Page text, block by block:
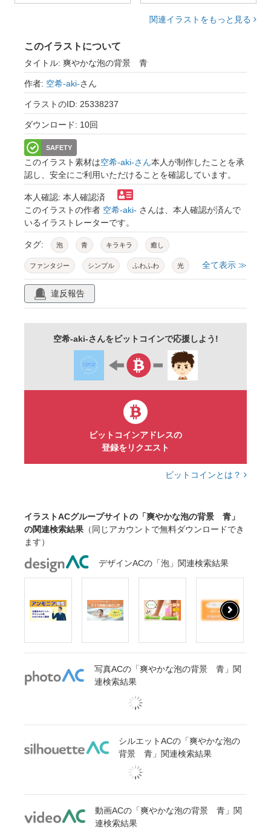
関連イラストをもっと見る
このイラストについて
タイトル: 爽やかな泡の背景 青
作者: 空希-aki-さん
イラストのID: 25338237
ダウンロード: 10回
SAFETY
このイラスト素材は空希-aki-さん本人が制作したことを承
認し、安全にご利用いただけることを確認しています。
本人確認: 本人確認済
このイラストの作者 空希-aki- さんは、本人確認が済んで
いるイラストレーターです。
タグ: 泡 青 キラキラ 癒し
ファンタジー シンプル ふわふわ 光
イメージ 幻想的
抽象的 個性的 不思議 挿絵
全て表示 ≫
違反報告
空希-aki-さんをビットコインで応援しよう!
ビットコインアドレスの
登録をリクエスト
ビットコインとは？
イラストACグループサイトの「爽やかな泡の背景 青」
の関連検索結果 （同じアカウントで無料ダウンロードでき
ます）
デザインACの「泡」関連検索結果
写真ACの「爽やかな泡の背景 青」関
連検索結果
シルエットACの「爽やかな泡の
背景 青」関連検索結果
動画ACの「爽やかな泡の背景 青」関
連検索結果